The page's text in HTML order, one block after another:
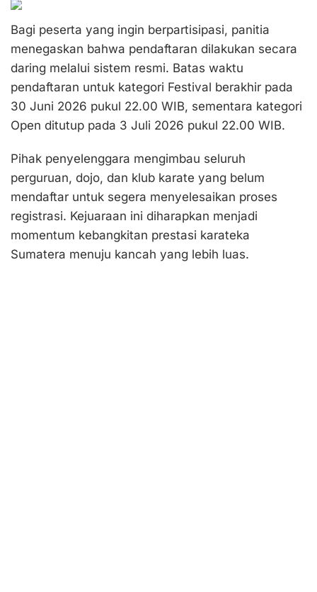
Bagi peserta yang ingin berpartisipasi, panitia
menegaskan bahwa pendaftaran dilakukan secara
daring melalui sistem resmi. Batas waktu
pendaftaran untuk kategori Festival berakhir pada
30 Juni 2026 pukul 22.00 WIB, sementara kategori
Open ditutup pada 3 Juli 2026 pukul 22.00 WIB.
Pihak penyelenggara mengimbau seluruh
perguruan, dojo, dan klub karate yang belum
mendaftar untuk segera menyelesaikan proses
registrasi. Kejuaraan ini diharapkan menjadi
momentum kebangkitan prestasi karateka
Sumatera menuju kancah yang lebih luas.